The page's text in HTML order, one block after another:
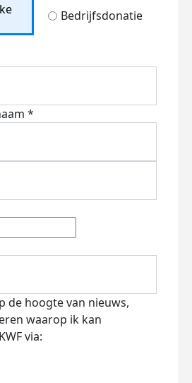
Bedrijfsdonatie
*
de hoogte van nieuws,
waarop ik kan
via: